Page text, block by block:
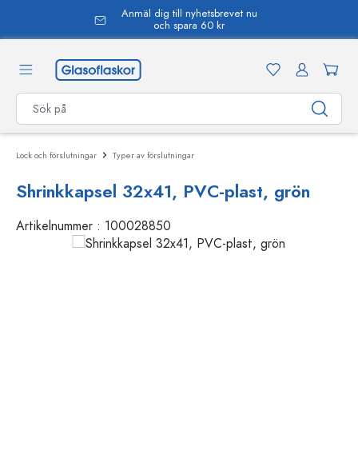
Anmäl dig till nyhetsbrevet nu
och spara 60 kr
Lock och förslutningar Typer av förslutningar
Shrinkkapsel 32x41, PVC-plast, grön
Artikelnummer : 100028850